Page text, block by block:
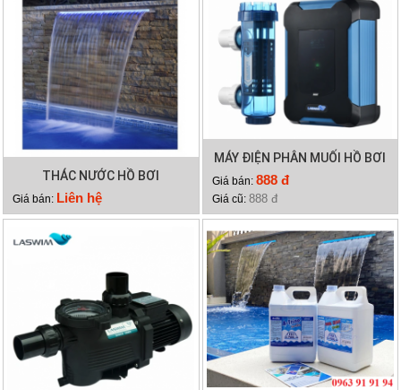
THÁC NƯỚC HỒ BƠI
Giá bán: Liên hệ
MÁY ĐIỆN PHÂN MUỐI HỒ BƠI
LASWIM HQ/SQ
Giá bán: 888 đ
Giá cũ: 888 đ